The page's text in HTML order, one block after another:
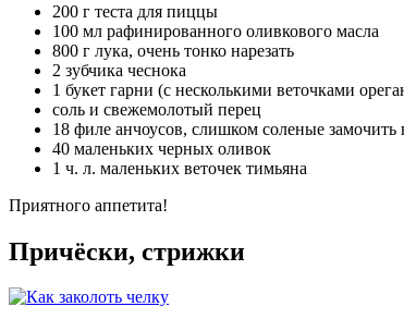
200 г теста для пиццы
100 мл рафинированного оливкового масла
800 г лука, очень тонко нарезать
2 зубчика чеснока
1 букет гарни (с несколькими веточками
соль и свежемолотый перец
18 филе анчоусов, слишком соленые замочить
40 маленьких черных оливок
1 ч. л. маленьких веточек тимьяна
Приятного аппетита!
Причёски, стрижки